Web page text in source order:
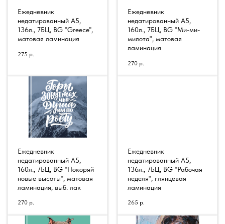
Ежедневник
недатированный А5,
136л., 7БЦ, BG "Greece",
матовая ламинация
275 р.
Ежедневник
недатированный А5,
160л., 7БЦ, BG "Ми-ми-
милота", матовая
ламинация
270 р.
Ежедневник
недатированный А5,
160л., 7БЦ, BG "Покоряй
новые высоты", матовая
ламинация, выб. лак
270 р.
Ежедневник
недатированный А5,
136л., 7БЦ, BG "Рабочая
неделя", глянцевая
ламинация
265 р.